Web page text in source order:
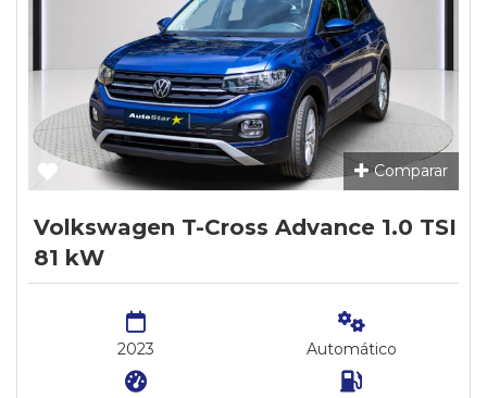
Comparar
Volkswagen T-Cross Advance 1.0 TSI
81 kW
2023 Automático